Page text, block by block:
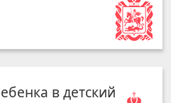
в детский